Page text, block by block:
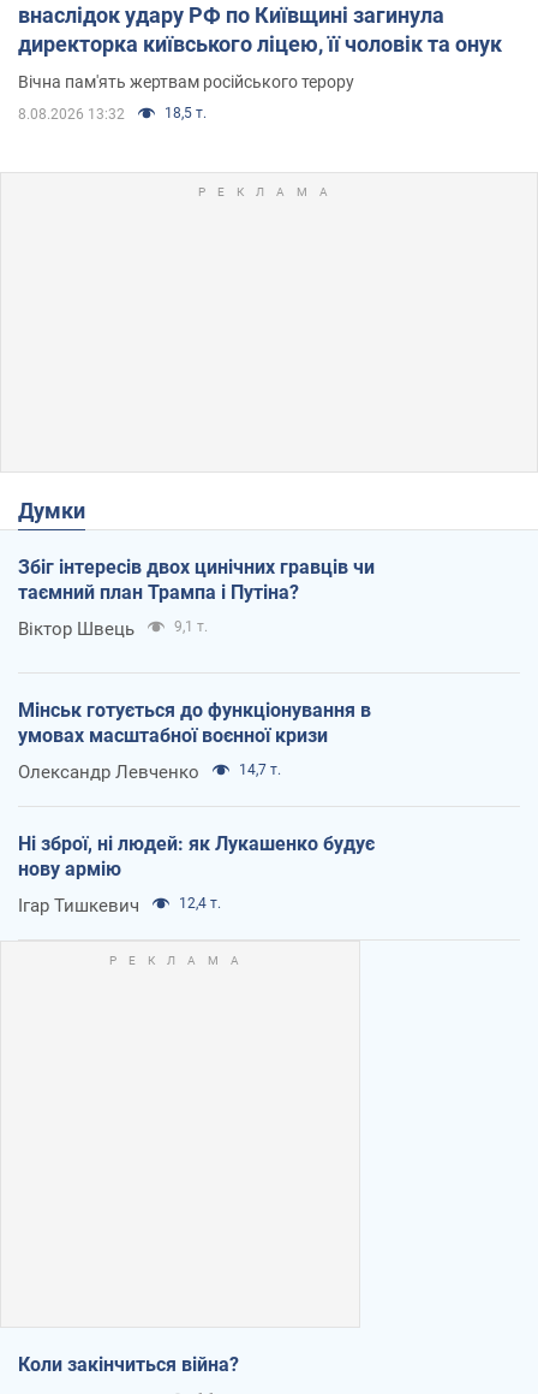
внаслідок удару РФ по Київщині загинула
директорка київського ліцею, її чоловік та онук
Вічна пам'ять жертвам російського терору
8.08.2026 13:32 18,5 т.
Думки
Збіг інтересів двох цинічних гравців чи
таємний план Трампа і Путіна?
Віктор Швець 9,1 т.
Мінськ готується до функціонування в
умовах масштабної воєнної кризи
Олександр Левченко 14,7 т.
Ні зброї, ні людей: як Лукашенко будує
нову армію
Ігар Тишкевич 12,4 т.
Коли закінчиться війна?